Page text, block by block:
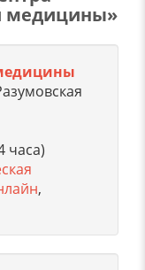
медицины»
часа)
,